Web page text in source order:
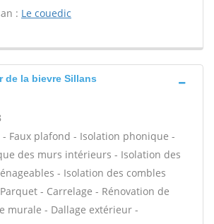
: Le couedic
de la bievre Sillans
Faux plafond - Isolation phonique -
des murs intérieurs - Isolation des
- Isolation des combles
- Carrelage - Rénovation de
murale - Dallage extérieur -